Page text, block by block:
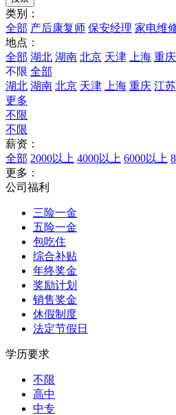
类别：
全部 产后康复师 保安经理 家电维
地点：
全部 湖北 湖南 北京 天津 上海 重庆
不限 全部
湖北 湖南 北京 天津 上海 重庆 江苏
更多
不限
不限
薪资：
全部 2000以上 4000以上 6000以上
更多：
公司福利
三险一金
五险一金
包吃住
综合补贴
年终奖金
奖励计划
销售奖金
休假制度
法定节假日
学历要求
不限
高中
中专